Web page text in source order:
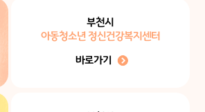
부천시
아동청소년 정신건강복지센터
바로가기